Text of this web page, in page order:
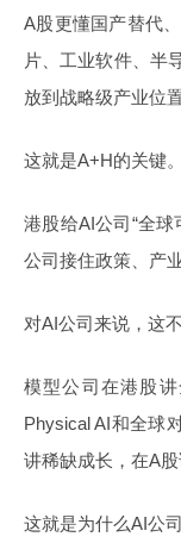
A股更懂国产替代
片、工业软件、半
放到战略级产业位
这就是A+H的关键。
港股给AI公司“全
公司接住政策、产
对AI公司来说，这
模型公司在港股
Physical AI和全球
讲稀缺成长，在A股
这就是为什么AI公